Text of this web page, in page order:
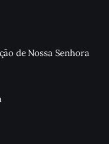
de Nossa Senhora